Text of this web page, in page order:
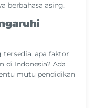
berbahasa asing.
tersedia, apa faktor
di Indonesia? Ada
mutu pendidikan